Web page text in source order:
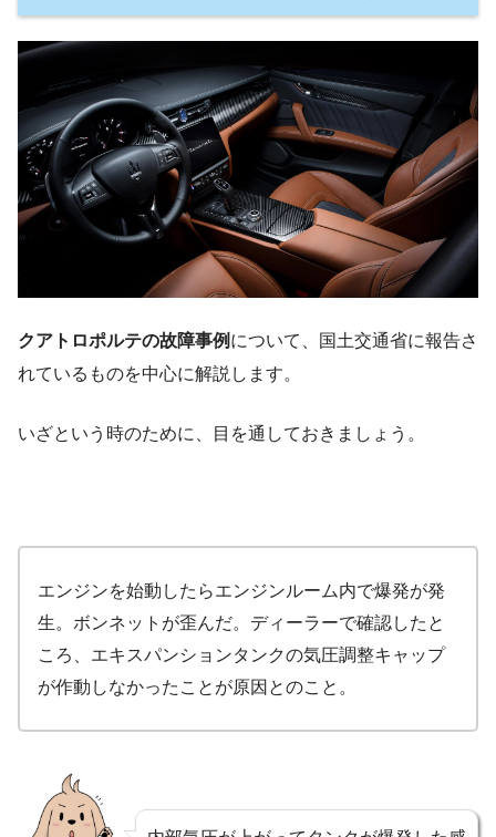
クアトロポルテの故障事例 について、国土交通省に報告さ
れているものを中心に解説します。
いざという時のために、目を通しておきましょう。
エンジンを始動したらエンジンルーム内で爆発が発
生。ボンネットが歪んだ。ディーラーで確認したと
ころ、エキスパンションタンクの気圧調整キャップ
が作動しなかったことが原因とのこと。